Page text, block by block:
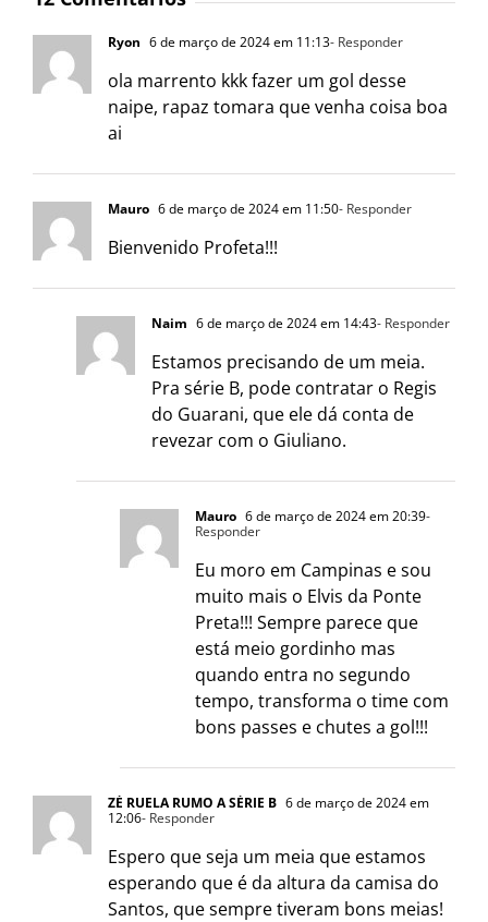
Ryon 6 de março de 2024 em 11:13- Responder
ola marrento kkk fazer um gol desse
naipe, rapaz tomara que venha coisa boa
ai
Mauro 6 de março de 2024 em 11:50- Responder
Bienvenido Profeta!!!
Naim 6 de março de 2024 em 14:43- Responder
Estamos precisando de um meia.
Pra série B, pode contratar o Regis
do Guarani, que ele dá conta de
revezar com o Giuliano.
Mauro 6 de março de 2024 em 20:39-
Responder
Eu moro em Campinas e sou
muito mais o Elvis da Ponte
Preta!!! Sempre parece que
está meio gordinho mas
quando entra no segundo
tempo, transforma o time com
bons passes e chutes a gol!!!
ZÉ RUELA RUMO A SÉRIE B 6 de março de 2024 em
12:06- Responder
Espero que seja um meia que estamos
esperando que é da altura da camisa do
Santos, que sempre tiveram bons meias!